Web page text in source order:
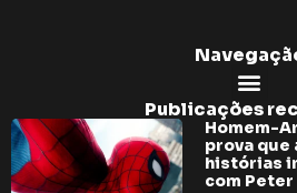
Publicações
Homem-
prova que
histórias
com